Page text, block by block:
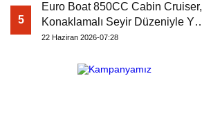
5
Euro Boat 850CC Cabin Cruiser,
Konaklamalı Seyir Düzeniyle Yat
Dergisi’nde
22 Haziran 2026-07:28